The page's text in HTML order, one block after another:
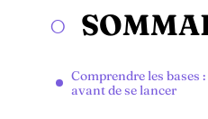
Comprendre les bases
avant de se lancer